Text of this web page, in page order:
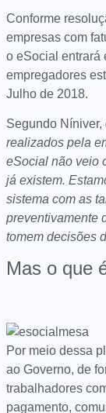
Conforme
empresas com
o eSocial entrará
empregadores
Julho de 2018.
Segundo Níniver,
realizados pela
eSocial não veio
já existem.
sistema com as
preventivamente
tomem decisões
Mas o que
Por meio dessa
ao Governo, de
trabalhadores
pagamento,